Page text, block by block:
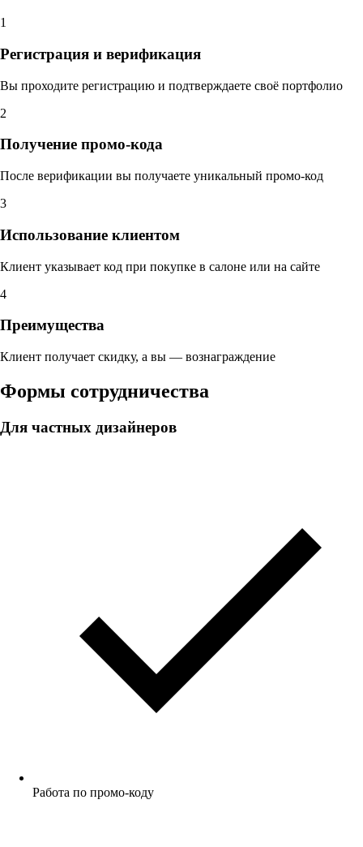
1
Регистрация и верификация
Вы проходите регистрацию и подтверждаете своё портфолио
2
Получение промо-кода
После верификации вы получаете уникальный промо-код
3
Использование клиентом
Клиент указывает код при покупке в салоне или на сайте
4
Преимущества
Клиент получает скидку, а вы — вознаграждение
Формы сотрудничества
Для частных дизайнеров
Работа по промо-коду